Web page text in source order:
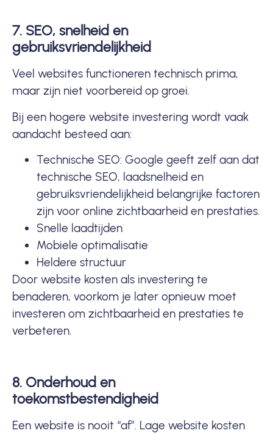
7. SEO, snelheid en
gebruiksvriendelijkheid
Veel websites functioneren technisch prima,
maar zijn niet voorbereid op groei.
Bij een hogere website investering wordt vaak
aandacht besteed aan:
Technische SEO: Google geeft zelf aan dat
technische SEO, laadsnelheid en
gebruiksvriendelijkheid belangrijke factoren
zijn voor online zichtbaarheid en prestaties.
Snelle laadtijden
Mobiele optimalisatie
Heldere structuur
Door website kosten als investering te
benaderen, voorkom je later opnieuw moet
investeren om zichtbaarheid en prestaties te
verbeteren.
8. Onderhoud en
toekomstbestendigheid
Een website is nooit “af”. Lage website kosten